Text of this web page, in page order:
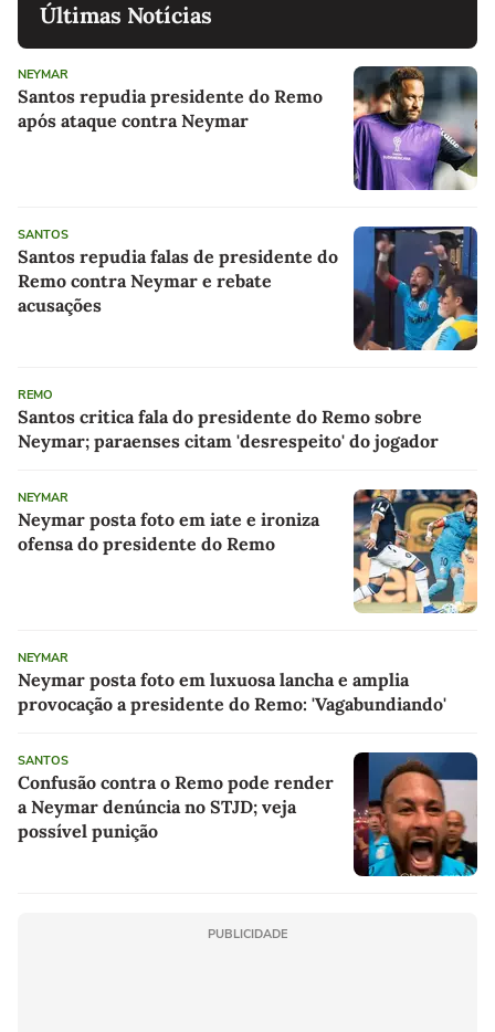
Últimas Notícias
NEYMAR
Santos repudia presidente do Remo
após ataque contra Neymar
SANTOS
Santos repudia falas de presidente do
Remo contra Neymar e rebate
acusações
REMO
Santos critica fala do presidente do Remo sobre
Neymar; paraenses citam 'desrespeito' do jogador
NEYMAR
Neymar posta foto em iate e ironiza
ofensa do presidente do Remo
NEYMAR
Neymar posta foto em luxuosa lancha e amplia
provocação a presidente do Remo: 'Vagabundiando'
SANTOS
Confusão contra o Remo pode render
a Neymar denúncia no STJD; veja
possível punição
PUBLICIDADE